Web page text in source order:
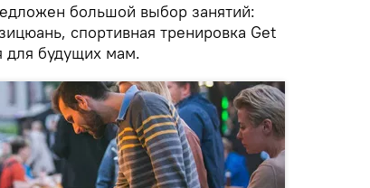
большой выбор занятий:
спортивная тренировка Get
для будущих мам.